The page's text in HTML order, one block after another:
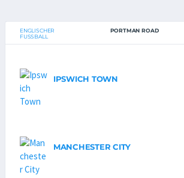
ENGLISCHER
FUSSBALL
PORTMAN ROAD
IPSWICH TOWN
MANCHESTER CITY